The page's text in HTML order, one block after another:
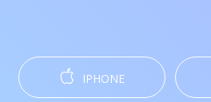
IPHONE